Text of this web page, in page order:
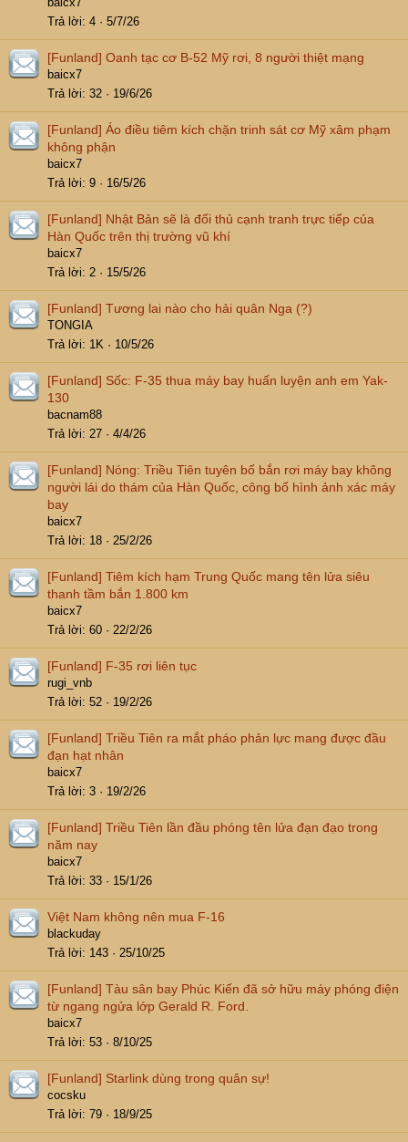
Trả lời 4 5/7/26
[Funland] Oanh tạc cơ B-52 Mỹ rơi, 8 người thiệt mạng
baicx7
Trả lời 32 19/6/26
[Funland] Áo điều tiêm kích chặn trinh sát cơ Mỹ xâm phạm
không phận
baicx7
Trả lời 9 16/5/26
[Funland] Nhật Bản sẽ là đối thủ cạnh tranh trực tiếp của
Hàn Quốc trên thị trường vũ khí
baicx7
Trả lời
2 15/5/26
[Funland] Tương lai nào cho hải quân Nga (?)
TONGIA
Trả lời
1K 10/5/26
[Funland] Sốc: F-35 thua máy bay huấn luyện anh em Yak-
130
bacnam88
Trả lời
27 4/4/26
[Funland] Nóng: Triều Tiên tuyên bố bắn rơi máy bay không
người lái do thám của Hàn Quốc, công bố hình ảnh xác máy
bay
baicx7
Trả lời
18 25/2/26
[Funland] Tiêm kích hạm Trung Quốc mang tên lửa siêu
thanh tầm bắn 1.800 km
baicx7
Trả lời 60 22/2/26
[Funland] F-35 rơi liên tục
rugi_vnb
Trả lời 52 19/2/26
[Funland] Triều Tiên ra mắt pháo phản lực mang được đầu
đạn hạt nhân
baicx7
Trả lời 3 19/2/26
[Funland] Triều Tiên lần đầu phóng tên lửa đạn đạo trong
năm nay
baicx7
Trả lời 33 15/1/26
Việt Nam không nên mua F-16
blackuday
Trả lời
143 25/10/25
[Funland] Tàu sân bay Phúc Kiến đã sở hữu máy phóng điện
từ ngang ngửa lớp Gerald R. Ford.
baicx7
Trả lời 53 8/10/25
[Funland] Starlink dùng trong quân sự!
cocsku
Trả lời 79 18/9/25